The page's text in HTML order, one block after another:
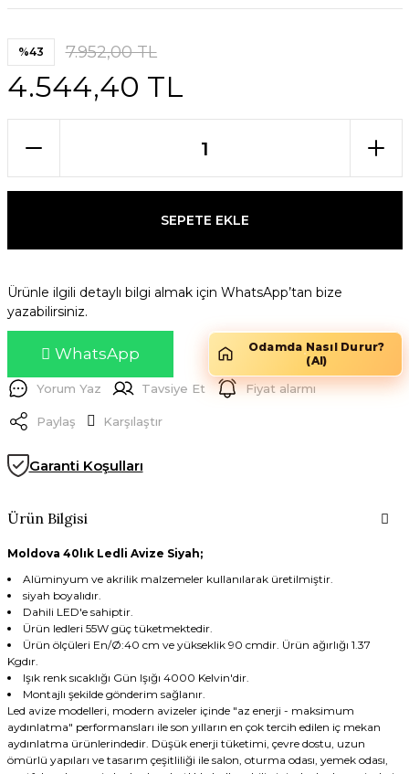
%43 7.952,00 TL
4.544,40 TL
SEPETE EKLE
Ürünle ilgili detaylı bilgi almak için WhatsApp’tan bize
yazabilirsiniz.
WhatsApp
Odamda Nasıl Durur?
(AI)
Yorum Yaz Tavsiye Et Fiyat alarmı
Paylaş Karşılaştır
Garanti Koşulları
Ürün Bilgisi
Moldova 40lık Ledli Avize Siyah;
Alüminyum ve akrilik malzemeler kullanılarak üretilmiştir.
siyah boyalıdır.
Dahili LED'e sahiptir.
Ürün ledleri 55W güç tüketmektedir.
Ürün ölçüleri En/Ø:40 cm ve yükseklik 90 cmdir. Ürün ağırlığı 1.37
Kgdır.
Işık renk sıcaklığı Gün Işığı 4000 Kelvin'dir.
Montajlı şekilde gönderim sağlanır.
Led avize modelleri, modern avizeler içinde "az enerji - maksimum
aydınlatma" performansları ile son yılların en çok tercih edilen iç mekan
aydınlatma ürünlerindedir. Düşük enerji tüketimi, çevre dostu, uzun
ömürlü yapıları ve tasarım çeşitliliği ile salon, oturma odası, yemek odası,